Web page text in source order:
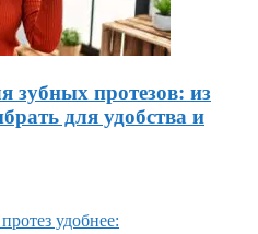
зубных протезов: из
для удобства и